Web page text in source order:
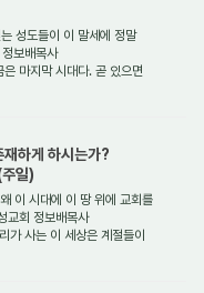
성도들이 이 말세에 정말
보배목사
마지막 시대다. 곧 있으면
재하게 하시는가?
일)
이 시대에 이 땅 위에 교회를
교회 정보배목사
사는 이 세상은 계절들이